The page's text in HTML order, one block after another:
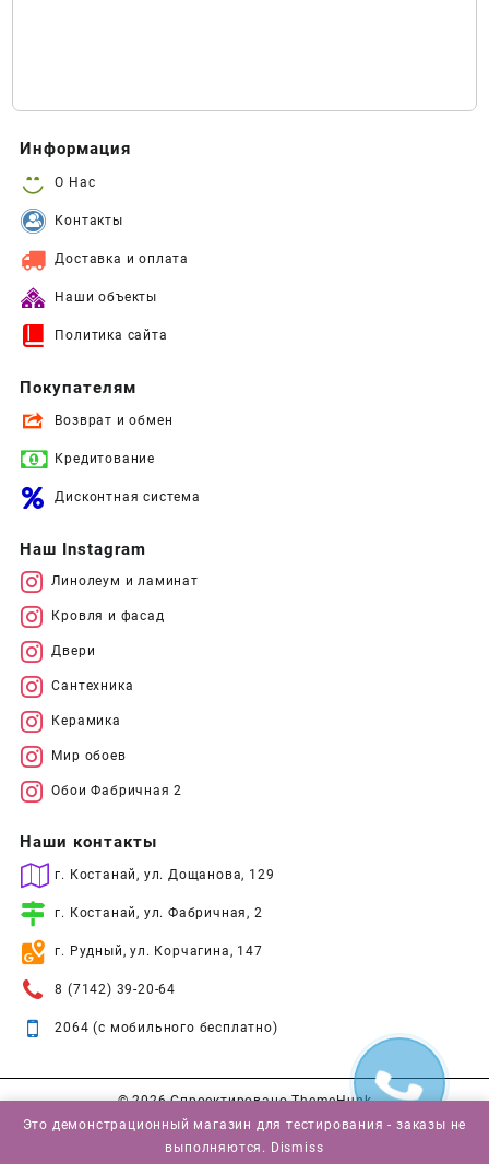
Информация
О Нас
Контакты
Доставка и оплата
Наши объекты
Политика сайта
Покупателям
Возврат и обмен
Кредитование
Дисконтная система
Наш Instagram
Линолеум и ламинат
Кровля и фасад
Двери
Сантехника
Керамика
Мир обоев
Обои Фабричная 2
Наши контакты
г. Костанай, ул. Дощанова, 129
г. Костанай, ул. Фабричная, 2
г. Рудный, ул. Корчагина, 147
8 (7142) 39-20-64
2064 (с мобильного бесплатно)
© 2026Спроектировано ThemeHunk
Это демонстрационный магазин для тестирования - заказы не
выполняются. Dismiss